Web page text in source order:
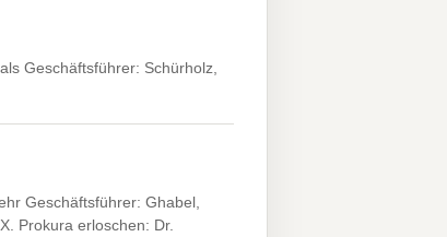
Geschäftsführer: Schürholz,
Geschäftsführer: Ghabel,
Prokura erloschen: Dr.